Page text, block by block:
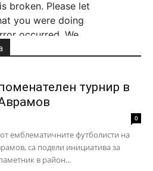
турнир в
0
емблематичните футболисти на
са подели инициатива за
в район...